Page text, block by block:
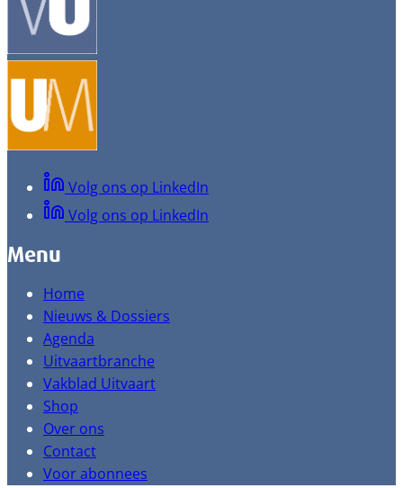
Volg ons op LinkedIn
Volg ons op LinkedIn
Menu
Home
Nieuws & Dossiers
Agenda
Uitvaartbranche
Vakblad Uitvaart
Shop
Over ons
Contact
Voor abonnees